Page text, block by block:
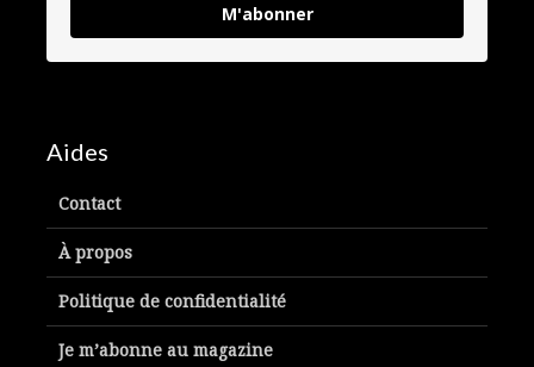
M'abonner
Aides
Contact
À propos
Politique de confidentialité
Je m’abonne au magazine